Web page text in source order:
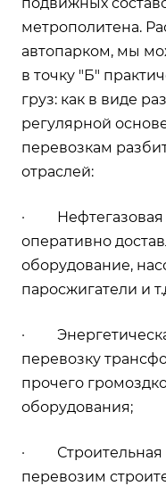
метрополитена.
автопарком, мы
в точку "Б"
груз: как в виде
регулярной
перевозкам
отраслей:
· Нефтегазовая
оперативно
оборудование,
паросжигатели и
·
перевозку
прочего
оборудования;
· Строительная
перевозим